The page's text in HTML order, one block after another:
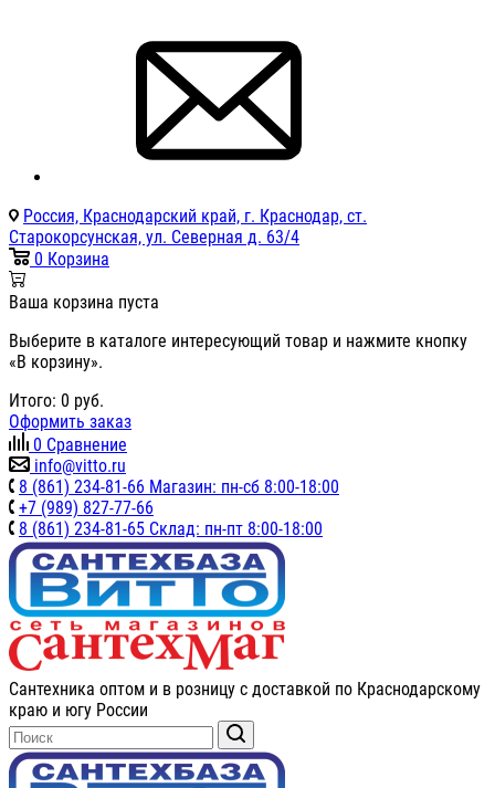
Россия, Краснодарский край, г. Краснодар, ст.
Старокорсунская, ул. Северная д. 63/4
0 Корзина
Ваша корзина пуста
Выберите в каталоге интересующий товар и нажмите кнопку
«В корзину».
Итого: 0 руб.
Оформить заказ
0 Сравнение
info@vitto.ru
8 (861) 234-81-66 Магазин: пн-сб 8:00-18:00
+7 (989) 827-77-66
8 (861) 234-81-65 Склад: пн-пт 8:00-18:00
Сантехника оптом и в розницу с доставкой по Краснодарскому
краю и югу России